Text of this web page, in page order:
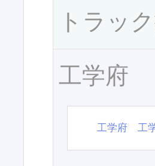
トラッ
工学府
工学府 工